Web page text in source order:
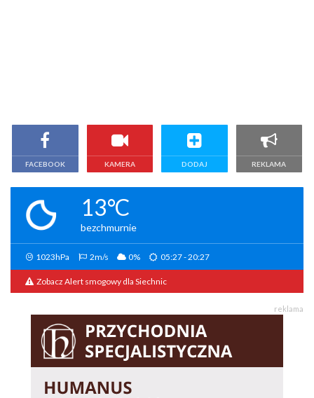
FACEBOOK KAMERA DODAJ REKLAMA
13°C
bezchmurnie
1023hPa 2m/s 0% 05:27 - 20:27
Zobacz Alert smogowy dla Siechnic
reklama